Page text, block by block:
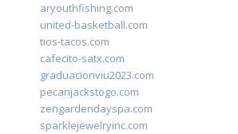
aryouthfishing.com
united-basketball.com
tios-tacos.com
cafecito-satx.com
graduacionviu2023.com
pecanjackstogo.com
zengardendayspa.com
sparklejewelryinc.com